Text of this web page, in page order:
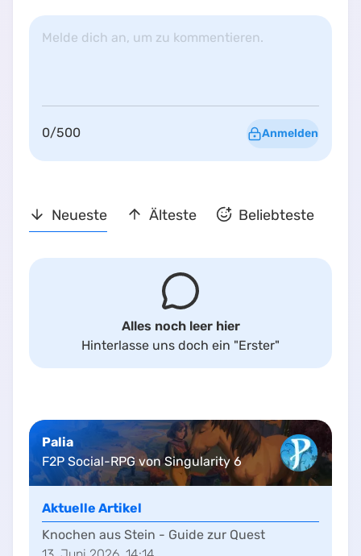
Melde dich an, um zu kommentieren.
0/500 Anmelden
Neueste Älteste Beliebteste
Alles noch leer hier
Hinterlasse uns doch ein "Erster"
Palia
F2P Social-RPG von Singularity 6
Aktuelle Artikel
Knochen aus Stein - Guide zur Quest